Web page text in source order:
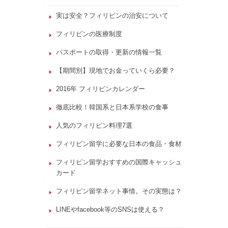
実は安全？フィリピンの治安について
フィリピンの医療制度
パスポートの取得・更新の情報一覧
【期間別】現地でお金っていくら必要？
2016年 フィリピンカレンダー
徹底比較！韓国系と日本系学校の食事
人気のフィリピン料理7選
フィリピン留学に必要な日本の食品・食材
フィリピン留学おすすめの国際キャッシュ
カード
フィリピン留学ネット事情。その実態は？
LINEやfacebook等のSNSは使える？